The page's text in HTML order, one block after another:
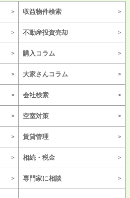
収益物件検索
不動産投資売却
購入コラム
大家さんコラム
会社検索
空室対策
賃貸管理
相続・税金
専門家に相談